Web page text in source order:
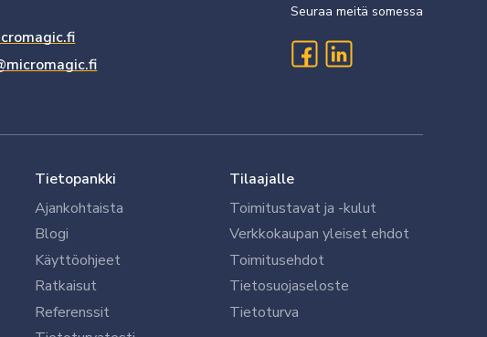
Seuraa meitä somessa
Tietopankki
Ajankohtaista
Blogi
Käyttöohjeet
Ratkaisut
Referenssit
Tilaajalle
Toimitustavat ja -kulut
Verkkokaupan yleiset ehdot
Toimitusehdot
Tietosuojaseloste
Tietoturva